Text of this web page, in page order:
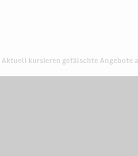
Aktuell kursieren gefälschte Angebote